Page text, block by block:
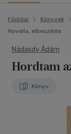
Főoldal Könyvek
Novella, elbeszélés
Nádasdy Ádám
Hordtam
Könyv